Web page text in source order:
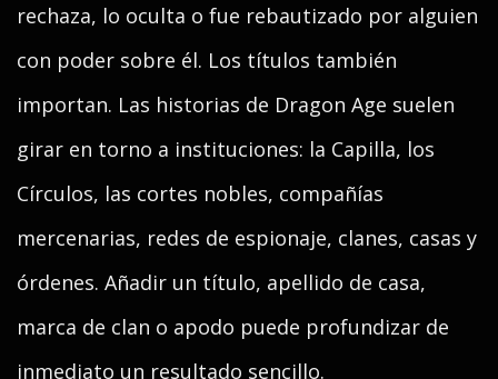
rechaza, lo oculta o fue rebautizado por alguien
con poder sobre él. Los títulos también
importan. Las historias de Dragon Age suelen
girar en torno a instituciones: la Capilla, los
Círculos, las cortes nobles, compañías
mercenarias, redes de espionaje, clanes, casas y
órdenes. Añadir un título, apellido de casa,
marca de clan o apodo puede profundizar de
inmediato un resultado sencillo.